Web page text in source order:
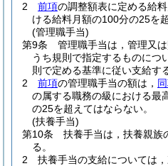
2
前項の調整額表に定める給
ける給料月額の100分の25を
(管理職手当)
第9条
管理職手当は，管理又
うち規則で指定するものにつ
則で定める基準に従い支給す
2
前項の管理職手当の額は，
の属する職務の級における最
の25を超えてはならない。
(扶養手当)
第10条
扶養手当は，扶養親族
る。
2
扶養手当の支給については